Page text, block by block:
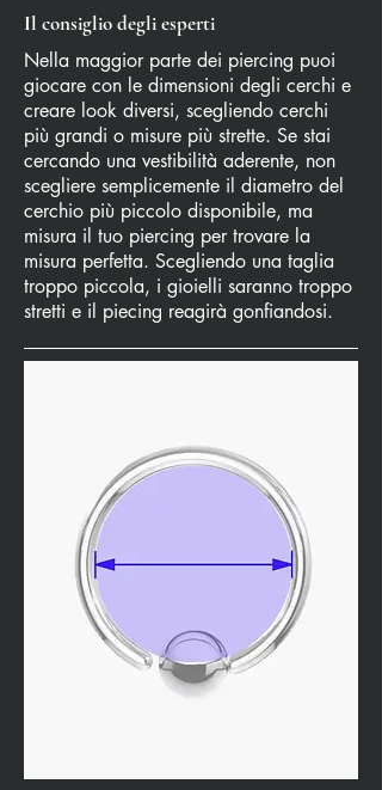
Il consiglio degli esperti
Nella maggior parte dei piercing puoi
giocare con le dimensioni degli cerchi e
creare look diversi, scegliendo cerchi
più grandi o misure più strette. Se stai
cercando una vestibilità aderente, non
scegliere semplicemente il diametro del
cerchio più piccolo disponibile, ma
misura il tuo piercing per trovare la
misura perfetta. Scegliendo una taglia
troppo piccola, i gioielli saranno troppo
stretti e il piecing reagirà gonfiandosi.